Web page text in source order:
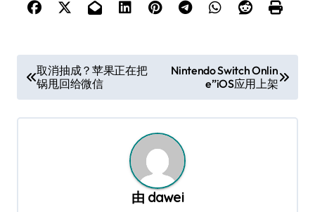
章
导
取消抽成？苹果正在把
锅甩回给微信
Nintendo Switch Onlin
e”iOS应用上架
由 dawei